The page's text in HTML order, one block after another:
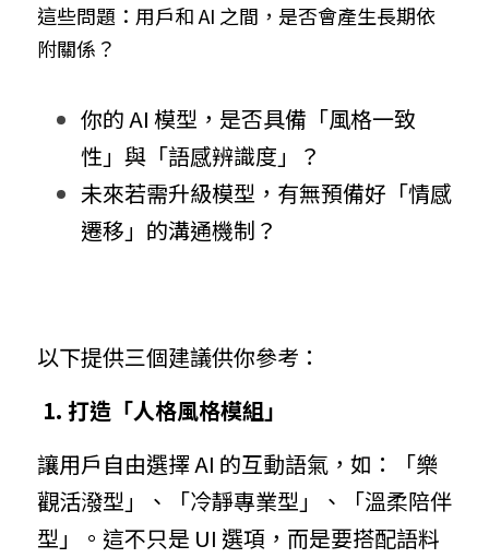
這些問題：用戶和 AI 之間，是否會產生長期依
附關係？
你的 AI 模型，是否具備「風格一致
性」與「語感辨識度」？
未來若需升級模型，有無預備好「情感
遷移」的溝通機制？
以下提供三個建議供你參考：
1. 打造「人格風格模組」
讓用戶自由選擇 AI 的互動語氣，如：「樂
觀活潑型」、「冷靜專業型」、「溫柔陪伴
型」。這不只是 UI 選項，而是要搭配語料